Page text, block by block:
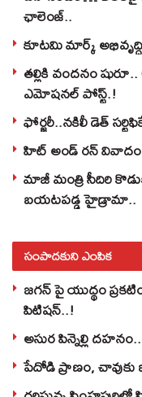
ఛాలెంజ్..
కూటమి
తల్లికి వందనం
ఎమోషనల్ పోస్ట్‌.!
ఫోర్జరీ..నకిలీ డెత్
హిట్ అండ్ రన్
మాజీ మంత్రి సీదిరి
బయటపడ్డ హైడ్రామా..
సంపాదకుని ఎంపిక
జగన్ పై యుద్థం
పిటిషన్..!
అసుర పిన్నెల్లి
పేదోడి ప్రాణం,